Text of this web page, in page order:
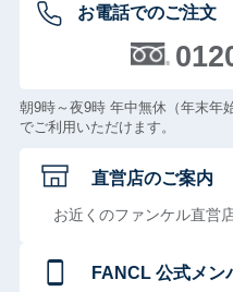
お電話でのご注文
朝9時～夜9時 年中無休（年末年
でご利用いただけます。
直営店のご案内
お近くのファンケル直営
FANCL 公式メン